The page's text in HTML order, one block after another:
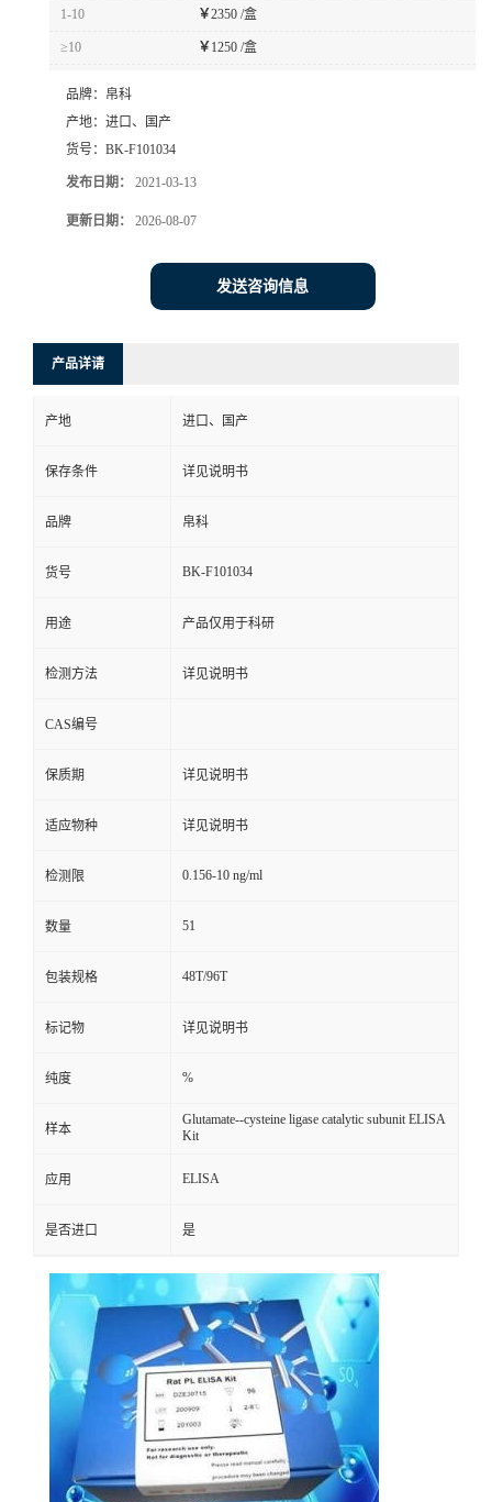
1-10 ￥2350 /盒
≥10 ￥ 1250 /盒
品牌： 帛科
产地： 进口、国产
货号： BK-F101034
发布日期： 2021-03-13
更新日期： 2026-08-07
发送咨询信息
产品详请
产地 进口、国产
保存条件 详见说明书
品牌 帛科
货号 BK-F101034
用途 产品仅用于科研
检测方法 详见说明书
CAS编号
保质期 详见说明书
适应物种 详见说明书
检测限 0.156-10 ng/ml
数量 51
包装规格 48T/96T
标记物 详见说明书
纯度 %
样本
Glutamate--cysteine ligase catalytic subunit ELISA
Kit
应用 ELISA
是否进口 是